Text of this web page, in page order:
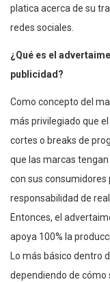
platica acerca de su
redes sociales.
¿Qué es el
publicidad?
Como concepto del
más privilegiado que
cortes o breaks de
que las marcas
con sus
responsabilidad de
Entonces, el
apoya 100% la
Lo más básico dentro
dependiendo de cómo